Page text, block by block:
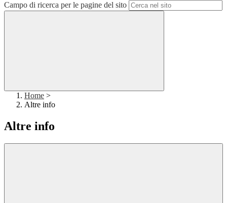
Campo di ricerca per le pagine del sito
Home >
Altre info
Altre info